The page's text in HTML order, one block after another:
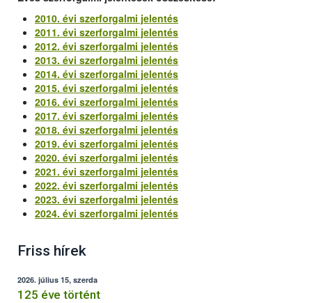
2010. évi szerforgalmi jelentés
2011. évi szerforgalmi jelentés
2012. évi szerforgalmi jelentés
2013. évi szerforgalmi jelentés
2014. évi szerforgalmi jelentés
2015. évi szerforgalmi jelentés
2016. évi szerforgalmi jelentés
2017. évi szerforgalmi jelentés
2018. évi szerforgalmi jelentés
2019. évi szerforgalmi jelentés
2020. évi szerforgalmi jelentés
2021. évi szerforgalmi jelentés
2022. évi szerforgalmi jelentés
2023. évi szerforgalmi jelentés
2024. évi szerforgalmi jelentés
Friss hírek
2026. július 15, szerda
125 éve történt